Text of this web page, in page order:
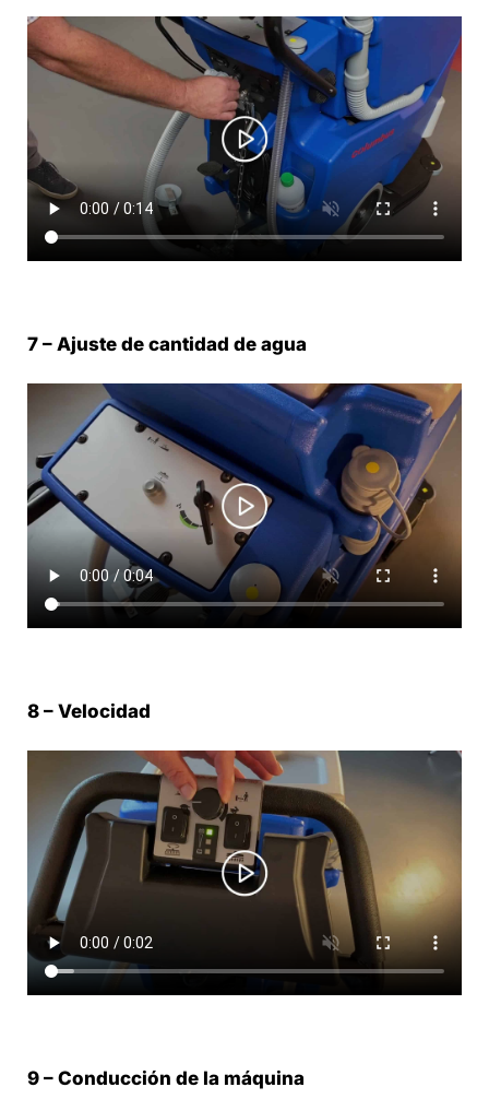
7 – Ajuste de cantidad de agua
8 – Velocidad
9 – Conducción de la máquina